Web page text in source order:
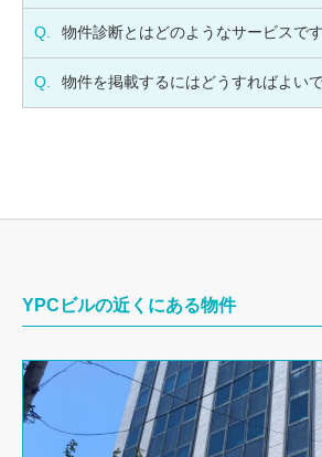
Q. 物件診断とはどのようなサービスで
Q. 物件を掲載するにはどうすればよい
YPCビルの近くにある物件